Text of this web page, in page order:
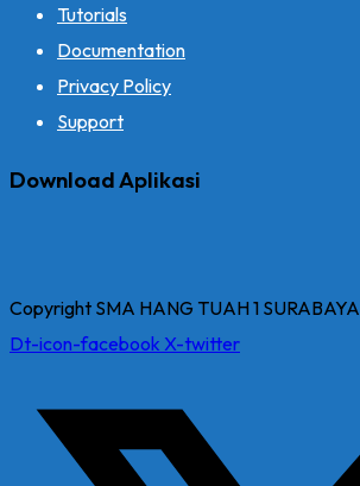
Tutorials
Documentation
Privacy Policy
Support
Download Aplikasi
Copyright SMA HANG TUAH 1 SURABAYA
Dt-icon-facebook X-twitter